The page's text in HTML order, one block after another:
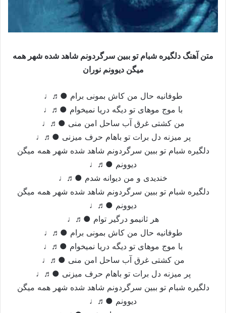
متن آهنگ دلگیره شبام تو ببین سرگردونم شاهد شده شهر همه
میگن دیوونم نوران
طوفانیه حال من کاش بمونی برام ●♬♩
با موج موهای تو دیگه دریا نمیخوام ●♬♩
من کشتی غرق آب ساحل امن منی ●♬♩
پر میزنه دل برات تو باهام حرف میزنی ●♬♩
دلگیره شبام تو ببین سرگردونم شاهد شده شهر همه میگن
دیوونم ●♬♩
خندیدی و من دیوانه شدم ●♬♩
دلگیره شبام تو ببین سرگردونم شاهد شده شهر همه میگن
دیوونم ●♬♩
هر ثانیمو درگیر توام ●♬♩
طوفانیه حال من کاش بمونی برام ●♬♩
با موج موهای تو دیگه دریا نمیخوام ●♬♩
من کشتی غرق آب ساحل امن منی ●♬♩
پر میزنه دل برات تو باهام حرف میزنی ●♬♩
دلگیره شبام تو ببین سرگردونم شاهد شده شهر همه میگن
دیوونم ●♬♩